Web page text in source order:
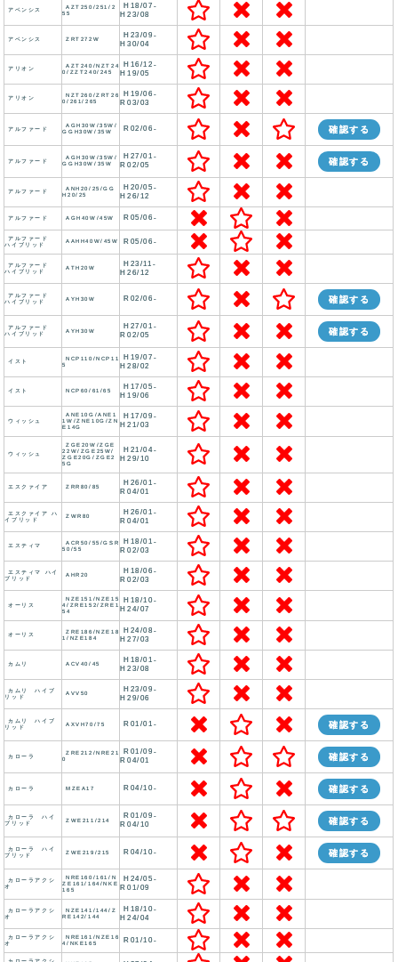
アベンシス
AZT250/251/2
55
H18/07-
H23/08
アベンシス ZRT272W
H23/09-
H30/04
アリオン
AZT240/NZT24
0/ZZT240/245
H16/12-
H19/05
アリオン
NZT260/ZRT26
0/261/265
H19/06-
R03/03
アルファード
AGH30W/35W/
GGH30W/35W
R02/06- 確認する
アルファード
AGH30W/35W/
GGH30W/35W
H27/01-
R02/05
確認する
アルファード
ANH20/25/GG
H20/25
H20/05-
H26/12
アルファード AGH40W/45W R05/06-
アルファード
ハイブリッド
AAHH40W/45W R05/06-
アルファード
ハイブリッド
ATH20W
H23/11-
H26/12
アルファード
ハイブリッド
AYH30W R02/06- 確認する
アルファード
ハイブリッド
AYH30W
H27/01-
R02/05
確認する
イスト
NCP110/NCP11
5
H19/07-
H28/02
イスト NCP60/61/65
H17/05-
H19/06
ウィッシュ
ANE10G/ANE1
1W/ZNE10G/ZN
E14G
H17/09-
H21/03
ウィッシュ
ZGE20W/ZGE
22W/ZGE25W/
ZGE20G/ZGE2
5G
H21/04-
H29/10
エスクァイア ZRR80/85
H26/01-
R04/01
エスクァイア ハ
イブリッド
ZWR80
H26/01-
R04/01
エスティマ
ACR50/55/GSR
50/55
H18/01-
R02/03
エスティマ ハイ
ブリッド
AHR20
H18/06-
R02/03
オーリス
NZE151/NZE15
4/ZRE152/ZRE1
54
H18/10-
H24/07
オーリス
ZRE186/NZE18
1/NZE184
H24/08-
H27/03
カムリ ACV40/45
H18/01-
H23/08
カムリ ハイブ
リッド
AVV50
H23/09-
H29/06
カムリ ハイブ
リッド
AXVH70/75 R01/01- 確認する
カローラ
ZRE212/NRE21
0
R01/09-
R04/01
確認する
カローラ MZEA17 R04/10- 確認する
カローラ ハイ
ブリッド
ZWE211/214
R01/09-
R04/10
確認する
カローラ ハイ
ブリッド
ZWE219/215 R04/10- 確認する
カローラアクシ
オ
NRE160/161/N
ZE161/164/NKE
165
H24/05-
R01/09
カローラアクシ
オ
NZE141/144/Z
RE142/144
H18/10-
H24/04
カローラアクシ
オ
NRE161/NZE16
4/NKE165
R01/10-
カローラアクシ